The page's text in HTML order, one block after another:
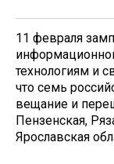
11 февраля
технологиям и
что семь
вещание и
Пензенская,
Ярославская